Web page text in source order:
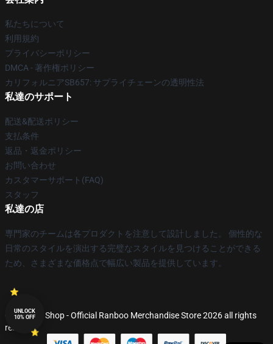
私たちについて
利用規約
プライバシーポリシー
DMCA - 著作権ポリシー
カリフォルニアSB657: サプライチェーンの透明性法
私達のサポート
配送&配送ポリシー
支払条件
返品・返金ポリシー
お問い合わせ
カスタマーサポート(FAQ)
スタッフ
私達の店
専門家のチームは各プロダクトを注意して設計しました。 個性的な
日常のスタイルを演出する完璧なスタイルを見つけることができる
ため、さまざまな価格点で幅広い製品を提供しています。
© Ranboo Shop - Official Ranboo Merchandise Store 2026 all rights
reserved
UNLOCK
10% OFF